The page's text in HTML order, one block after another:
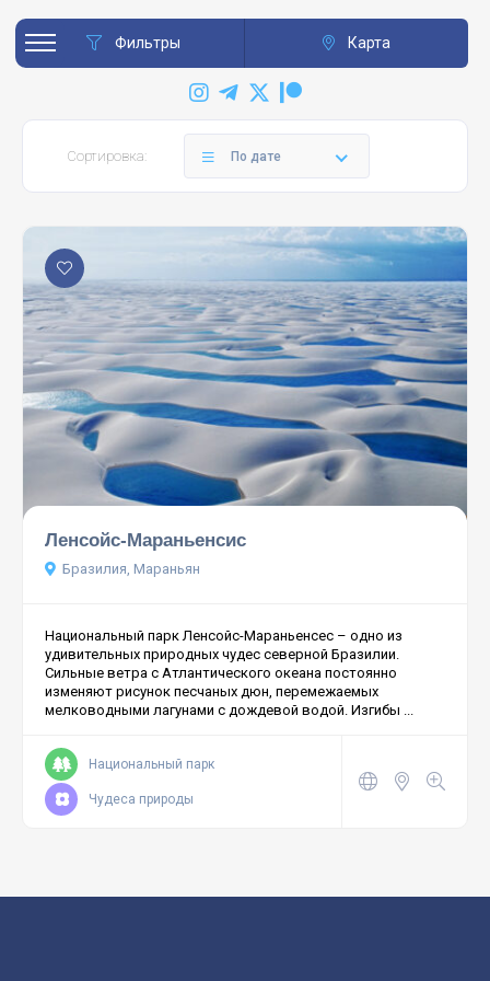
Фильтры Карта
Сортировка: По дате
Ленсойс-Мараньенсис
Бразилия, Мараньян
Национальный парк Ленсойс-Мараньенсес – одно из
удивительных природных чудес северной Бразилии.
Сильные ветра с Атлантического океана постоянно
изменяют рисунок песчаных дюн, перемежаемых
мелководными лагунами с дождевой водой. Изгибы ...
Национальный парк
Чудеса природы